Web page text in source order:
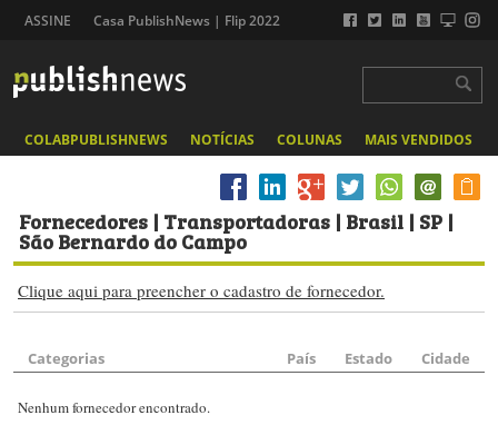
ASSINE Casa PublishNews | Flip 2022
COLABPUBLISHNEWS NOTÍCIAS COLUNAS MAIS VENDIDOS
Fornecedores | Transportadoras | Brasil | SP |
São Bernardo do Campo
Clique aqui para preencher o cadastro de fornecedor.
Categorias País Estado Cidade
Nenhum fornecedor encontrado.